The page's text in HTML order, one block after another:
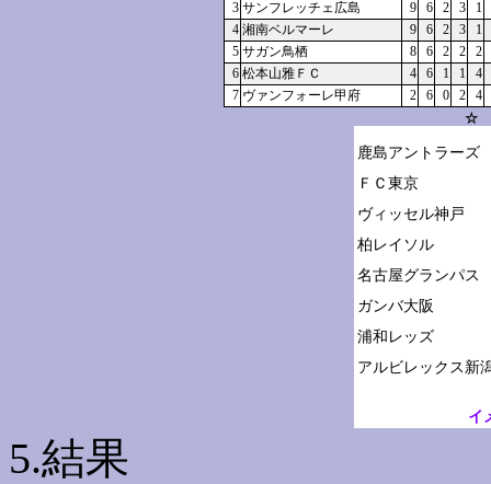
3 サンフレッチェ広島 9 6 2 3
1
4 湘南ベルマーレ 9 6 2 3
1
5 サガン鳥栖 8 6 2 2
2
6 松本山雅ＦＣ 4 6 1 1
4
7 ヴァンフォーレ甲府 2 6 0 2
4
☆
鹿島アントラーズ
ＦＣ東京
ヴィッセル神戸
柏レイソル
名古屋グランパス
ガンバ大阪
浦和レッズ
イ
5.結果